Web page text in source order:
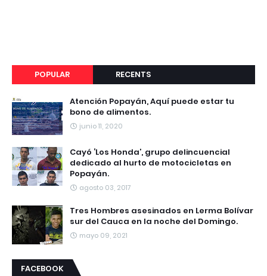
POPULAR RECENTS
Atención Popayán, Aquí puede estar tu
bono de alimentos.
junio 11, 2020
Cayó ‘Los Honda’, grupo delincuencial
dedicado al hurto de motocicletas en
Popayán.
agosto 03, 2017
Tres Hombres asesinados en Lerma Bolívar
sur del Cauca en la noche del Domingo.
mayo 09, 2021
FACEBOOK